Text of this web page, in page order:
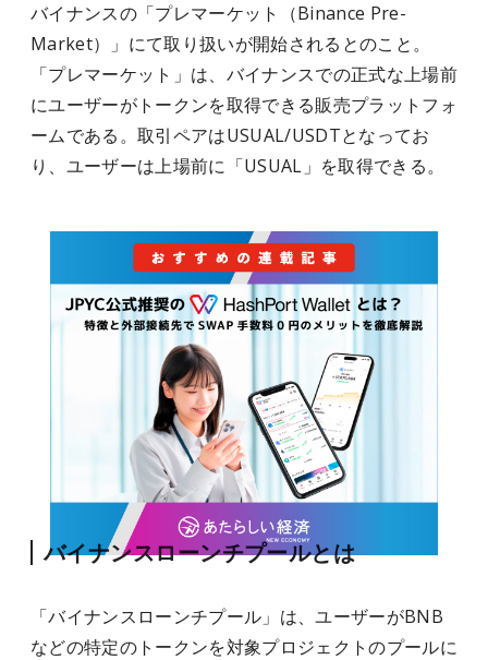
バイナンスの「プレマーケット（Binance Pre-
Market）」にて取り扱いが開始されるとのこと。
「プレマーケット」は、バイナンスでの正式な上場前
にユーザーがトークンを取得できる販売プラットフォ
ームである。取引ペアはUSUAL/USDTとなってお
り、ユーザーは上場前に「USUAL」を取得できる。
バイナンスローンチプールとは
「バイナンスローンチプール」は、ユーザーがBNB
などの特定のトークンを対象プロジェクトのプールに